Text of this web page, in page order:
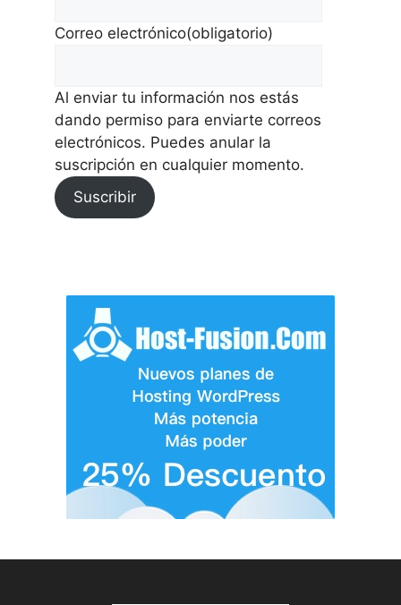
Correo electrónico(obligatorio)
Al enviar tu información nos estás
dando permiso para enviarte correos
electrónicos. Puedes anular la
suscripción en cualquier momento.
Suscribir